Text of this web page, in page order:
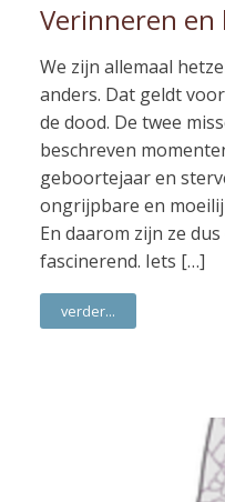
Verinneren
We zijn allemaal
anders. Dat geldt
de dood. De twee
beschreven
geboortejaar en
ongrijpbare en
En daarom zijn ze
fascinerend. Iets […]
verder...